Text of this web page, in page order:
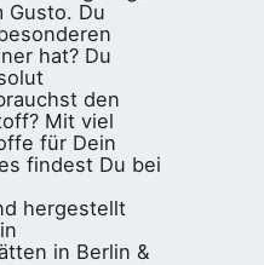
Gusto. Du
hat? Du
den
Mit viel
für Dein
findest Du bei
hergestellt
in Berlin &